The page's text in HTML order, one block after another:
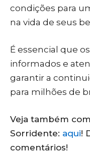
condições para
na vida de seus
É essencial que
informados e
garantir a
para milhões de
Veja também
Sorridente: aqui!
comentários!